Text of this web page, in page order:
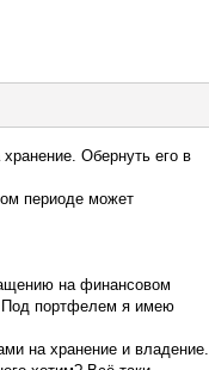
Обернуть его в
периоде может
на финансовом
Под портфелем я имею
на хранение и владение.